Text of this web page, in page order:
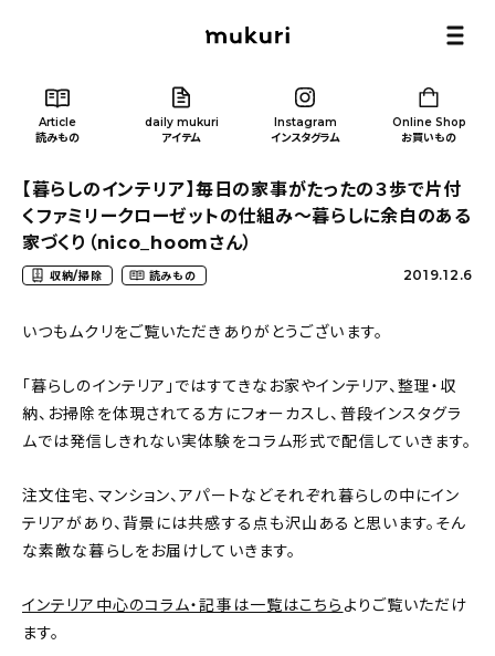
Article
読みもの
daily mukuri
アイテム
Instagram
インスタグラム
Online Shop
お買いもの
新着記事
おすすめの記事
インテリア
【暮らしのインテリア】毎日の家事がたったの３歩で片付
くファミリークローゼットの仕組み～暮らしに余白のある
家づくり（nico_hoomさん）
収納/掃除 読みもの 2019.12.6
いつもムクリをご覧いただきありがとうございます。
「暮らしのインテリア」ではすてきなお家やインテリア、整理・収
納、お掃除を体現されてる方にフォーカスし、普段インスタグラ
ムでは発信しきれない実体験をコラム形式で配信していきます。
注文住宅、マンション、アパートなどそれぞれ暮らしの中にイン
テリアがあり、背景には共感する点も沢山あると思います。そん
な素敵な暮らしをお届けしていきます。
インテリア中心のコラム・記事は一覧はこちら よりご覧いただけ
ます。